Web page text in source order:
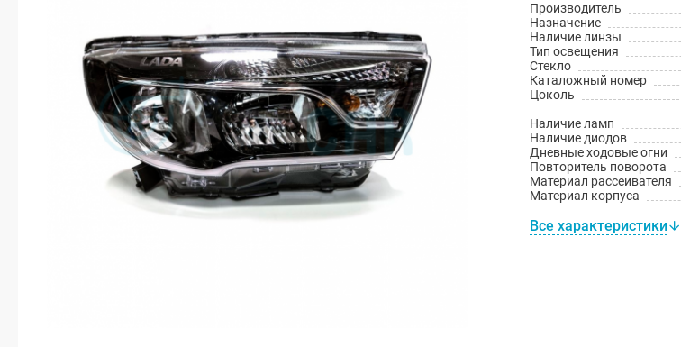
Производитель
Назначение
Наличие линзы
Тип освещения
Стекло
Каталожный номер
Цоколь
Наличие ламп
Наличие диодов
Дневные ходовые огни
Повторитель поворота
Материал рассеивателя
Материал корпуса
Все характеристики